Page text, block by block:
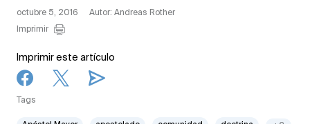
octubre 5, 2016
Autor: Andreas Rother
Imprimir
Imprimir este artículo
Tags